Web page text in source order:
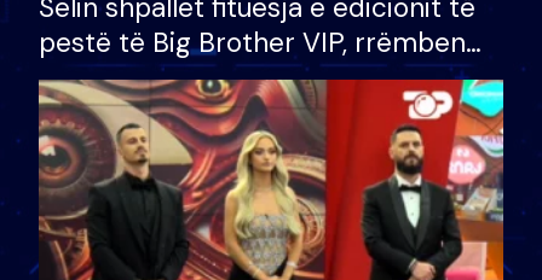
Selin shpallet fituesja e edicionit të
pestë të Big Brother VIP, rrëmben
çmimin e madh prej 100 mijë eurosh